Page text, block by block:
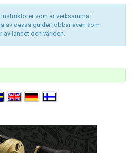
som är verksamma i
av dessa guider jobbar även som
landet och världen.